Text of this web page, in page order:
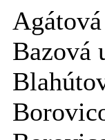
Bazová